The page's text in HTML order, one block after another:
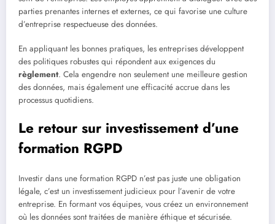
parties prenantes internes et externes, ce qui favorise une culture
d’entreprise respectueuse des données.
En appliquant les bonnes pratiques, les entreprises développent
des politiques robustes qui répondent aux exigences du
règlement. Cela engendre non seulement une meilleure gestion
des données, mais également une efficacité accrue dans les
processus quotidiens.
Le retour sur investissement d’une
formation RGPD
Investir dans une formation RGPD n’est pas juste une obligation
légale, c’est un investissement judicieux pour l’avenir de votre
entreprise. En formant vos équipes, vous créez un environnement
où les données sont traitées de manière éthique et sécurisée.